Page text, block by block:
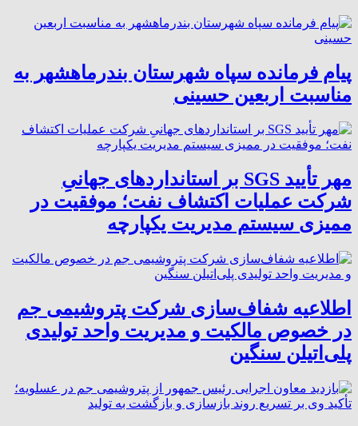
پیام فرمانده سپاه شهرستان بندرماهشهر به
مناسبت اربعین حسینی
مهر تأیید SGS بر استانداردهای جهانیِ
شرکت عملیات اکتشاف نفت؛ موفقیت در
ممیزی سیستم مدیریت یکپارچه
اطلاعیه شفاف‌سازی شرکت پتروشیمی جم
در خصوص مالکیت و مدیریت واحد تولیدی
پلی‌اتیلن سنگین